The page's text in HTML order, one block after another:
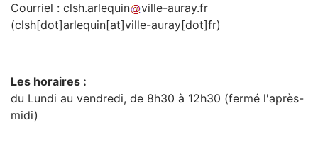
Courriel : clsh.arlequin ville-auray.fr
(clsh[dot]arlequin[at]ville-auray[dot]fr)
Les horaires :
du Lundi au vendredi, de 8h30 à 12h30 (fermé l'après-
midi)